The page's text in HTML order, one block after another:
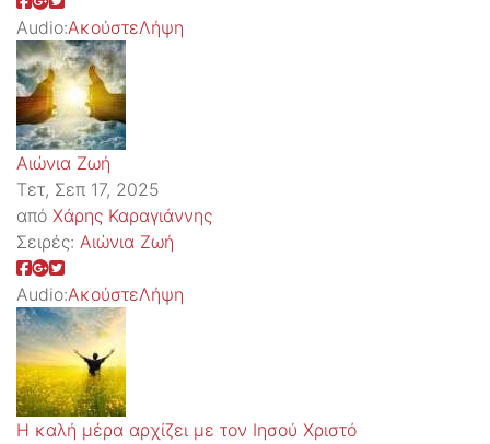
Audio:ΑκούστεΛήψη
Αιώνια Ζωή
Τετ, Σεπ 17, 2025
από Χάρης Καραγιάννης
Σειρές: Αιώνια Ζωή
Audio:ΑκούστεΛήψη
Η καλή μέρα αρχίζει με τον Ιησού Χριστό